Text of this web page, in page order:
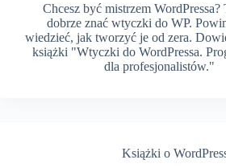
Chcesz być mistrzem WordPressa?
dobrze znać wtyczki do WP.
wiedzieć, jak tworzyć je od zera.
książki "Wtyczki do WordPressa.
dla profesjonalistów."
Książki o